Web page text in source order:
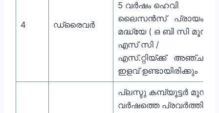
4 ഡ്രൈവർ
5 വർഷം ഹെവി
ലൈസൻസ് പ്രായം 18
മദ്ധ്യേ ( ഒ ബി സി
എസ് സി /
എസ്.റ്റിയ്ക്ക്
ഇളവ് ഉണ്ടായിരിക്കും
പ്ലസ്ടു കമ്പ്യൂട്ടർ മൂന്നു
വർഷത്തെ പ്രവർത്തി